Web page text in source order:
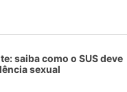
saiba como o SUS deve
sexual